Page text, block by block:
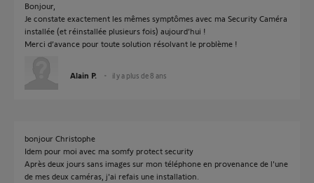
Bonjour,
Je constate exactement les mêmes symptômes avec ma Security Caméra
installée (et réinstallée plusieurs fois) aujourd’hui !
Merci d’avance pour toute solution résolvant le problème !
Alain P. il y a plus de 8 ans
bonjour Christophe
Idem pour moi avec ma somfy protect security
Après deux jours sans images sur mon téléphone en provenance de l'une
de mes deux caméras, j'ai refais une installation.